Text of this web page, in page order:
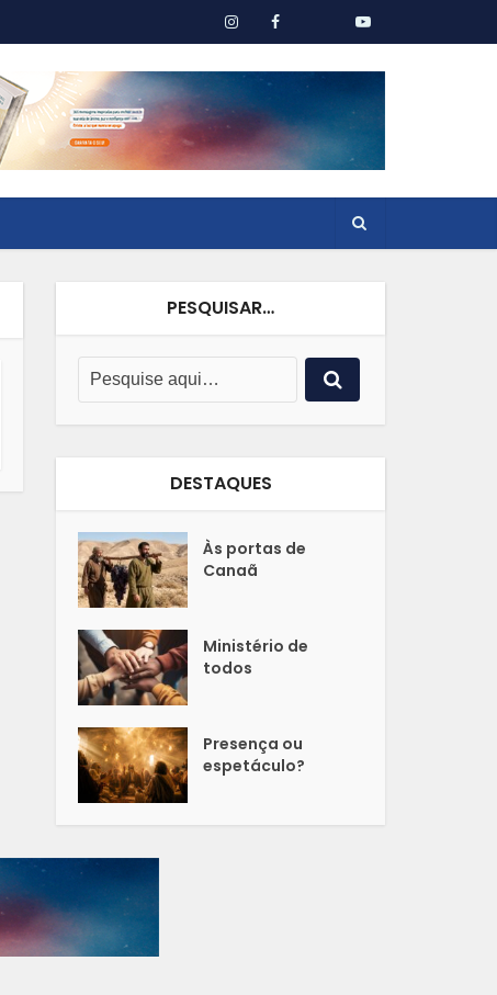
PESQUISAR…
DESTAQUES
Às portas de
Canaã
Ministério de
todos
Presença ou
espetáculo?